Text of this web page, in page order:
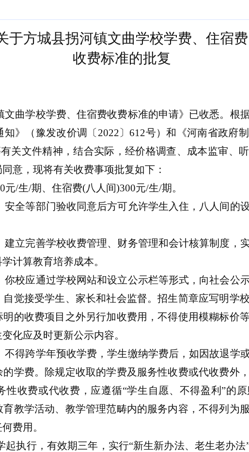
于方城县拐河镇文曲学校学费、住宿费
收费标准的批复
文曲学校学费、住宿费收费标准的申请》 已收悉。 根
》（豫发改价调〔 2022〕612号）和《河南省政府
关文件精神 ，结合实际，经价格调查、成本监审、
同意，现将有关收费事项批复如下：
元/生/期、住宿费(八人间)300元/生/期。
安全等部门验收同意后方可允许学生入住 ， 八人间的
建立完善学校收费管理、财务管理和会计核算制度，
计算教育培养成本。
你校应通过学校网站和设立公示栏等形式，向社会公
觉接受学生、家长和社会监督。招生简章应写明学
的收费项目之外另行加收费用，不得使用模糊标价
化应及时更新公示内容。
不得跨学年预收学费，学生缴纳学费后，如因故退学
学费。除规定收取的学费及服务性收费或代收费外
性收费或代收费，应遵循“学生自愿、不得盈利”的
教学活动、教学管理范畴内的服务内容，不得列为
费用。
起执行，有效期三年 ， 实行“新生新办法、 老生老办法